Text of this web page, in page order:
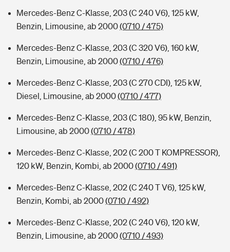
Mercedes-Benz C-Klasse, 203 (C 240 V6), 125 kW,
Benzin, Limousine, ab 2000(0710 / 475)
Mercedes-Benz C-Klasse, 203 (C 320 V6), 160 kW,
Benzin, Limousine, ab 2000(0710 / 476)
Mercedes-Benz C-Klasse, 203 (C 270 CDI), 125 kW,
Diesel, Limousine, ab 2000(0710 / 477)
Mercedes-Benz C-Klasse, 203 (C 180), 95 kW, Benzin,
Limousine, ab 2000(0710 / 478)
Mercedes-Benz C-Klasse, 202 (C 200 T KOMPRESSOR),
120 kW, Benzin, Kombi, ab 2000(0710 / 491)
Mercedes-Benz C-Klasse, 202 (C 240 T V6), 125 kW,
Benzin, Kombi, ab 2000(0710 / 492)
Mercedes-Benz C-Klasse, 202 (C 240 V6), 120 kW,
Benzin, Limousine, ab 2000(0710 / 493)